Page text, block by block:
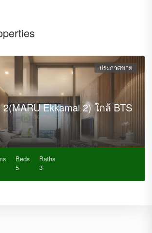
ประกาศขาย
Ekkamai 2) ใกล้ BTS
Beds
5
Baths
3